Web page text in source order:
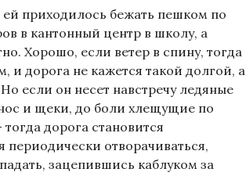
приходилось бежать пешком по
в кантонный центр в школу, а
Хорошо, если ветер в спину, тогда
дорога не кажется такой долгой, а
если он несет навстречу ледяные
и щеки, до боли хлещущие по
дорога становится
периодически отворачиваться,
зацепившись каблуком за